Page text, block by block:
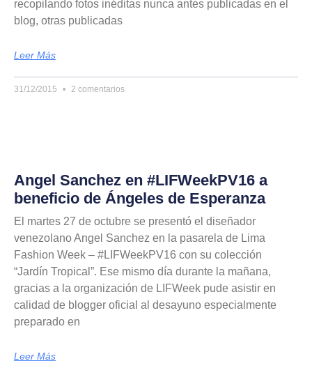
recopilando fotos inéditas nunca antes publicadas en el
blog, otras publicadas
Leer Más
31/12/2015 2 comentarios
Angel Sanchez en #LIFWeekPV16 a
beneficio de Ángeles de Esperanza
El martes 27 de octubre se presentó el diseñador
venezolano Angel Sanchez en la pasarela de Lima
Fashion Week – #LIFWeekPV16 con su colección
“Jardín Tropical”. Ese mismo día durante la mañana,
gracias a la organización de LIFWeek pude asistir en
calidad de blogger oficial al desayuno especialmente
preparado en
Leer Más